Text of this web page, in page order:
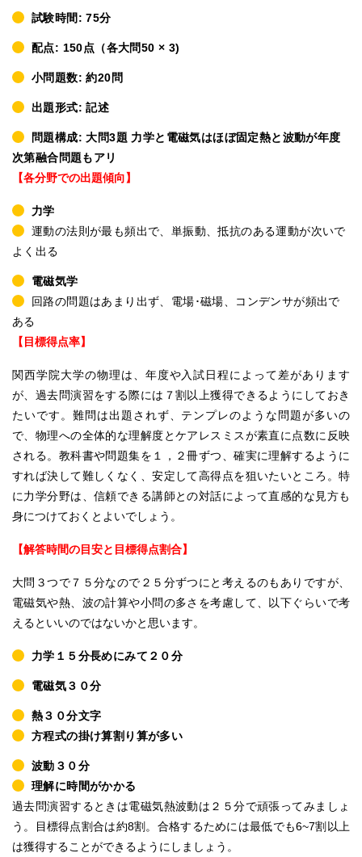
試験時間: 75分
配点: 150点（各大問50 × 3)
小問題数: 約20問
出題形式: 記述
問題構成: 大問3題 力学と電磁気はほぼ固定熱と波動が年度
次第融合問題もアリ
【各分野での出題傾向】
力学
運動の法則が最も頻出で、単振動、抵抗のある運動が次いで
よく出る
電磁気学
回路の問題はあまり出ず、電場･磁場、コンデンサが頻出で
ある
【目標得点率】
関西学院大学の物理は、年度や入試日程によって差があります
が、過去問演習をする際には７割以上獲得できるようにしておき
たいです。難問は出題されず、テンプレのような問題が多いの
で、物理への全体的な理解度とケアレスミスが素直に点数に反映
される。教科書や問題集を１，２冊ずつ、確実に理解するように
すれば決して難しくなく、安定して高得点を狙いたいところ。特
に力学分野は、信頼できる講師との対話によって直感的な見方も
身につけておくとよいでしょう。
【解答時間の目安と目標得点割合】
大問３つで７５分なので２５分ずつにと考えるのもありですが、
電磁気や熱、波の計算や小問の多さを考慮して、以下ぐらいで考
えるといいのではないかと思います。
力学１５分長めにみて２０分
電磁気３０分
熱３０分文字
方程式の掛け算割り算が多い
波動３０分
理解に時間がかかる
過去問演習するときは電磁気熱波動は２５分で頑張ってみましょ
う。目標得点割合は約8割。合格するためには最低でも6~7割以上
は獲得することができるようにしましょう。